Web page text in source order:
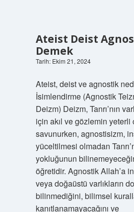
Ateist Deist
Demek
Tarih: Ekim 21, 2024
Ateist, deist ve agnostik
İsimlendirme (Agnostik
Deizm) Deizm, Tanrı’nın
için akıl ve gözlemin yeterli
savunurken, agnostisizm,
yüceltilmesi olmadan
yokluğunun
öğretidir. Agnostik Allah’a
veya doğaüstü varlıkların
bilinmediğini, bilimsel
kanıtlanamayacağını ve